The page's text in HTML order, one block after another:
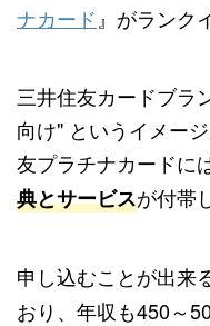
ナカード 』がランク
三井住友カードブラ
向け" というイメー
友プラチナカードには
典とサービスが付帯
申し込むことが出来
おり、年収も450～